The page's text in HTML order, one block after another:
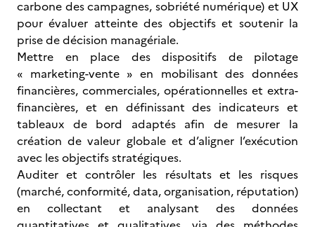
carbone des campagnes, sobriété numérique) et UX
pour évaluer atteinte des objectifs et soutenir la
prise de décision managériale.
Mettre en place des dispositifs de pilotage
« marketing-vente » en mobilisant des données
financières, commerciales, opérationnelles et extra-
financières, et en définissant des indicateurs et
tableaux de bord adaptés afin de mesurer la
création de valeur globale et d’aligner l’exécution
avec les objectifs stratégiques.
Auditer et contrôler les résultats et les risques
(marché, conformité, data, organisation, réputation)
en collectant et analysant des données